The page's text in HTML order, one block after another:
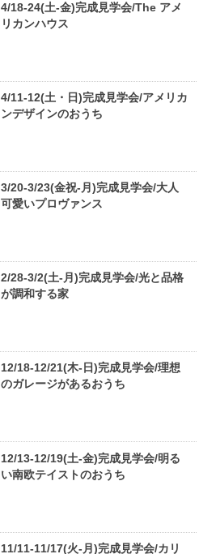
4/18-24(土-金)完成見学会/The アメ
リカンハウス
4/11-12(土・日)完成見学会/アメリカ
ンデザインのおうち
3/20-3/23(金祝-月)完成見学会/大人
可愛いプロヴァンス
2/28-3/2(土-月)完成見学会/光と品格
が調和する家
12/18-12/21(木-日)完成見学会/理想
のガレージがあるおうち
12/13-12/19(土-金)完成見学会/明る
い南欧テイストのおうち
11/11-11/17(火-月)完成見学会/カリ